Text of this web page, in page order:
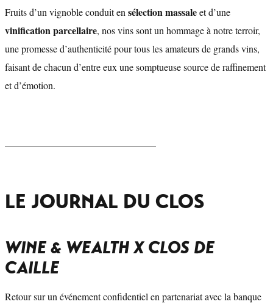
Fruits d’un vignoble conduit en sélection massaleet d’une
vinification parcellaire, nos vins sont un hommage à notre terroir,
une promesse d’authenticité pour tous les amateurs de grands vins,
faisant de chacun d’entre eux une somptueuse source de raffinement
et d’émotion.
LE JOURNAL DU CLOS
WINE & WEALTH X CLOS DE
CAILLE
Retour sur un événement confidentiel en partenariat avec la banque